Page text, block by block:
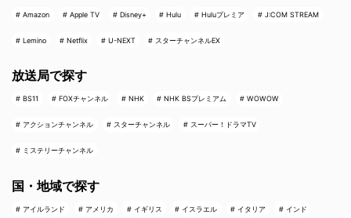
Amazon Apple TV Disney+ Hulu Huluプレミア J:COM STREAM
Lemino Netflix U-NEXT スターチャンネルEX
放送局で探す
BS11 FOXチャンネル NHK NHK BSプレミアム WOWOW
アクションチャンネル スターチャンネル スーパー！ドラマTV
ミステリーチャンネル
国・地域で探す
アイルランド アメリカ イギリス イスラエル イタリア インド